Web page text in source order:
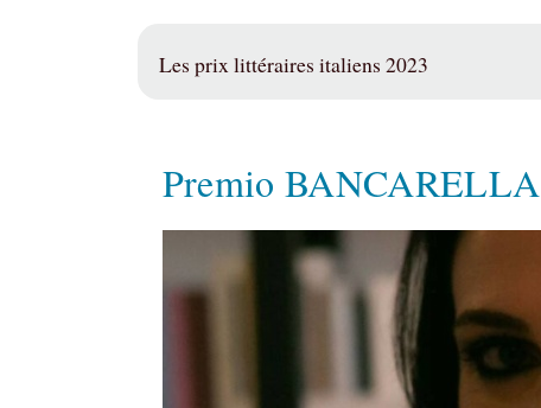
Les prix littéraires italiens 2023
Premio BANCARELLA